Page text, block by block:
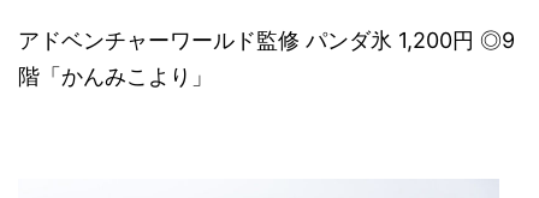
アドベンチャーワールド監修 パンダ氷 1,200円 ◎9
階「かんみこより」